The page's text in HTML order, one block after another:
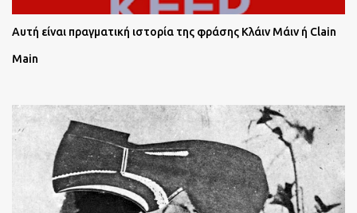
Αυτή είναι πραγματική ιστορία της φράσης Κλάιν Μάιν ή Clain
Main